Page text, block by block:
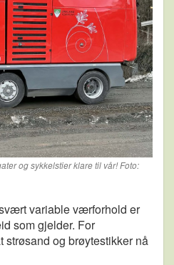
og sykkelstier klare til vår! Foto:
variable værforhold er
som gjelder. For
strøsand og brøytestikker nå